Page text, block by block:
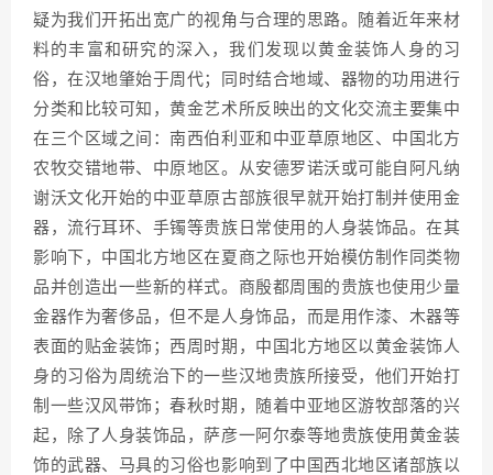
疑为我们开拓出宽广的视角与合理的思路。随着近年来材
料的丰富和研究的深入，我们发现以黄金装饰人身的习
俗，在汉地肇始于周代；同时结合地域、器物的功用进行
分类和比较可知，黄金艺术所反映出的文化交流主要集中
在三个区域之间：南西伯利亚和中亚草原地区、中国北方
农牧交错地带、中原地区。从安德罗诺沃或可能自阿凡纳
谢沃文化开始的中亚草原古部族很早就开始打制并使用金
器，流行耳环、手镯等贵族日常使用的人身装饰品。在其
影响下，中国北方地区在夏商之际也开始模仿制作同类物
品并创造出一些新的样式。商殷都周围的贵族也使用少量
金器作为奢侈品，但不是人身饰品，而是用作漆、木器等
表面的贴金装饰；西周时期，中国北方地区以黄金装饰人
身的习俗为周统治下的一些汉地贵族所接受，他们开始打
制一些汉风带饰；春秋时期，随着中亚地区游牧部落的兴
起，除了人身装饰品，萨彦一阿尔泰等地贵族使用黄金装
饰的武器、马具的习俗也影响到了中国西北地区诸部族以